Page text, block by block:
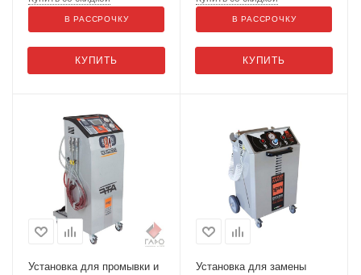
КУПИТЬ
В РАССРОЧКУ
КУПИТЬ
В РАССРОЧКУ
Установка для промывки и
Установка для замены